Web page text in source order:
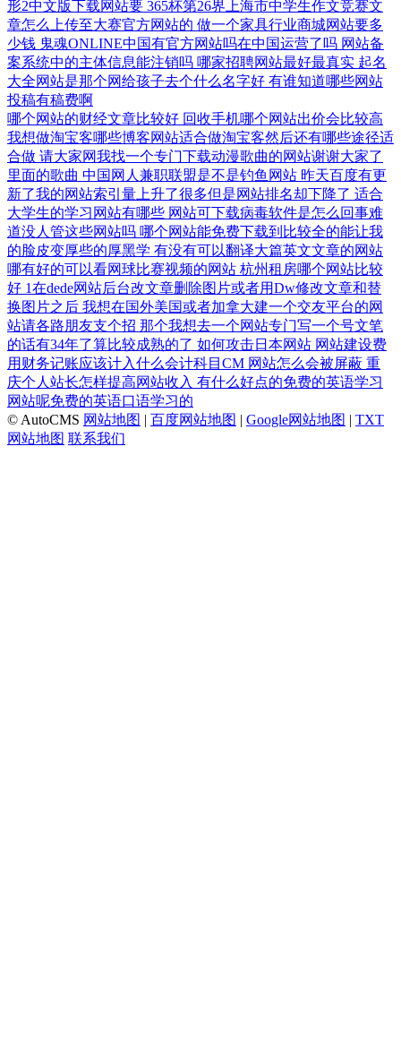
形2中文版下载网站要 365杯第26界上海市中学生作文竞赛文
章怎么上传至大赛官方网站的 做一个家具行业商城网站要多
少钱 鬼魂ONLINE中国有官方网站吗在中国运营了吗 网站备
案系统中的主体信息能注销吗 哪家招聘网站最好最真实 起名
大全网站是那个网给孩子去个什么名字好 有谁知道哪些网站
投稿有稿费啊
哪个网站的财经文章比较好 回收手机哪个网站出价会比较高
我想做淘宝客哪些博客网站适合做淘宝客然后还有哪些途径适
合做 请大家网我找一个专门下载动漫歌曲的网站谢谢大家了
里面的歌曲 中国网人兼职联盟是不是钓鱼网站 昨天百度有更
新了我的网站索引量上升了很多但是网站排名却下降了 适合
大学生的学习网站有哪些 网站可下载病毒软件是怎么回事难
道没人管这些网站吗 哪个网站能免费下载到比较全的能让我
的脸皮变厚些的厚黑学 有没有可以翻译大篇英文文章的网站
哪有好的可以看网球比赛视频的网站 杭州租房哪个网站比较
好 1在dede网站后台改文章删除图片或者用Dw修改文章和替
换图片之后 我想在国外美国或者加拿大建一个交友平台的网
站请各路朋友支个招 那个我想去一个网站专门写一个号文笔
的话有34年了算比较成熟的了 如何攻击日本网站 网站建设费
用财务记账应该计入什么会计科目CM 网站怎么会被屏蔽 重
庆个人站长怎样提高网站收入 有什么好点的免费的英语学习
网站呢免费的英语口语学习的
© AutoCMS 网站地图 | 百度网站地图 | Google网站地图 | TXT
网站地图 联系我们